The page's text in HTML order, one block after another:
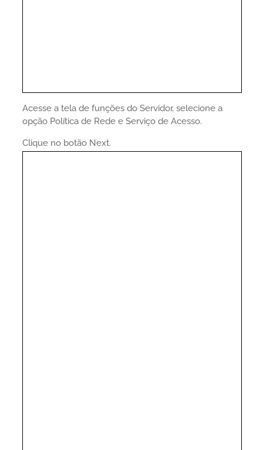
Acesse a tela de funções do Servidor, selecione a
opção Política de Rede e Serviço de Acesso.
Clique no botão Next.